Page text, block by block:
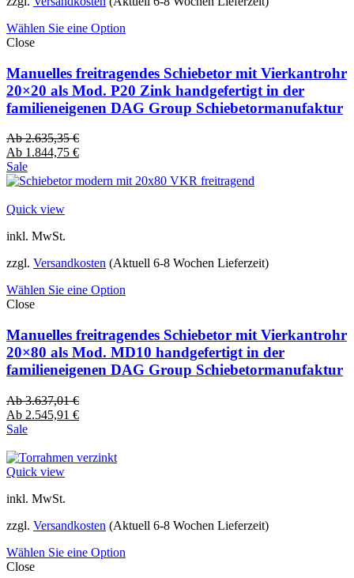
Wählen Sie eine Option
Close
Manuelles freitragendes Schiebetor mit Vierkantrohr
20×20 als Mod. P20 Zink handgefertigt in der
familieneigenen DAG Group Schiebetormanufaktur
Ab2.635,35€
Ab 1.844,75 €
Sale
Quick view
inkl. MwSt.
zzgl. Versandkosten (Aktuell 6-8 Wochen Lieferzeit)
Wählen Sie eine Option
Close
Manuelles freitragendes Schiebetor mit Vierkantrohr
20×80 als Mod. MD10 handgefertigt in der
familieneigenen DAG Group Schiebetormanufaktur
Ab3.637,01€
Ab 2.545,91 €
Sale
Quick view
inkl. MwSt.
zzgl. Versandkosten (Aktuell 6-8 Wochen Lieferzeit)
Wählen Sie eine Option
Close